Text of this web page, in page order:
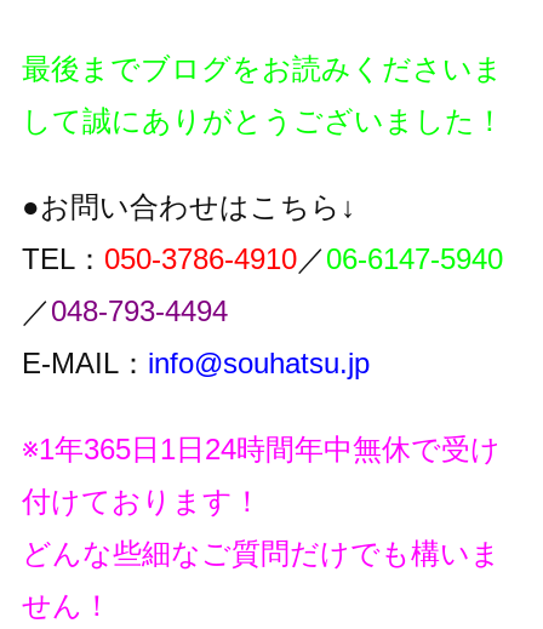
最後までブログをお読みくださいま
して誠にありがとうございました！
●お問い合わせはこちら↓
TEL： 050-3786-4910／06-6147-5940
／048-793-4494
E-MAIL： info@souhatsu.jp
※1年365日1日24時間年中無休で受け
付けております！
どんな些細なご質問だけでも構いま
せん！